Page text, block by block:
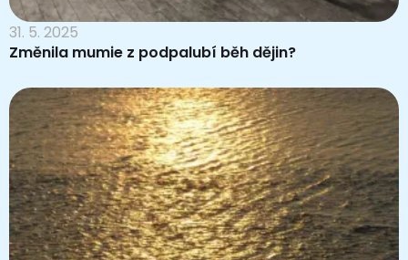
31. 5. 2025
Změnila mumie z podpalubí běh dějin?